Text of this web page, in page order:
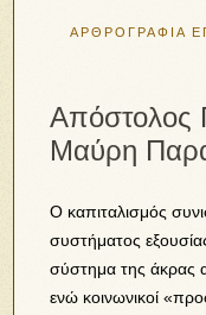
ΑΡΘΡΟΓΡΑΦΙΑ
Απόστολος
Μαύρη
Ο καπιταλισμός
συστήματος
σύστημα της άκρας
ενώ κοινωνικοί